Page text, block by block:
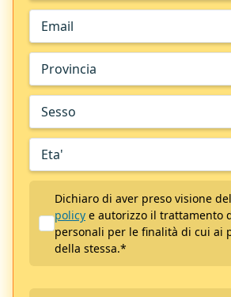
Dichiaro di aver preso visione
policy e autorizzo il trattamento
personali per le finalità di cui ai
della stessa.*